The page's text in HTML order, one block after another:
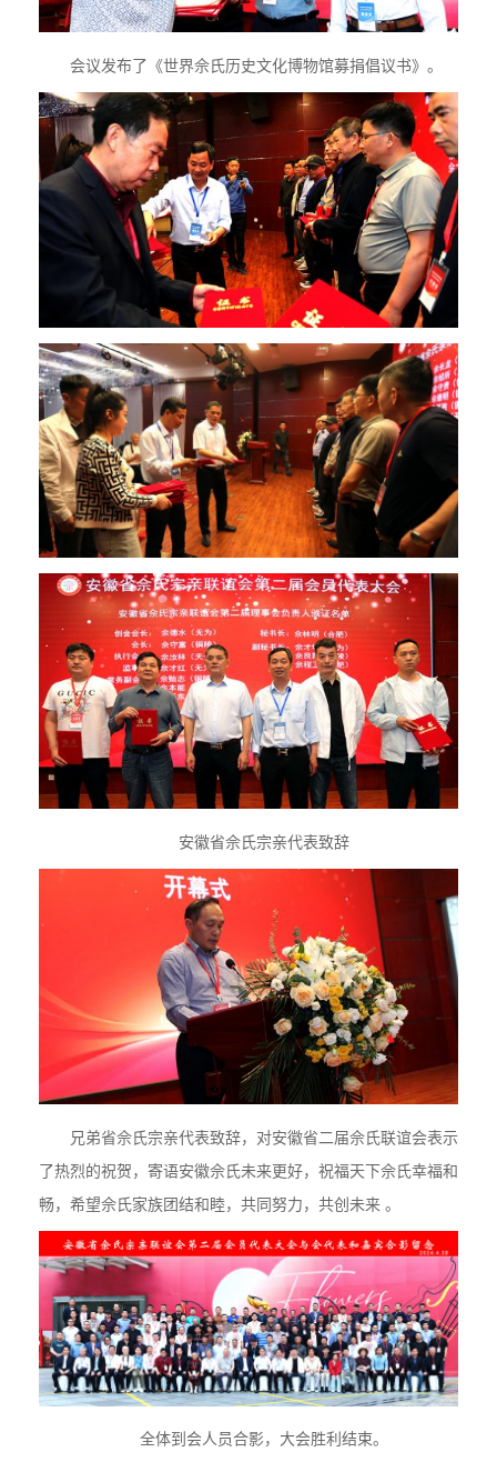
会议发布了《世界佘氏历史文化博物馆募捐倡议书》。
安徽省佘氏宗亲代表致辞
兄弟省佘氏宗亲代表致辞，对安徽省二届佘氏联谊会表示
了热烈的祝贺，寄语安徽佘氏未来更好，祝福天下佘氏幸福和
畅，希望佘氏家族团结和睦，共同努力，共创未来 。
全体到会人员合影，大会胜利结束。